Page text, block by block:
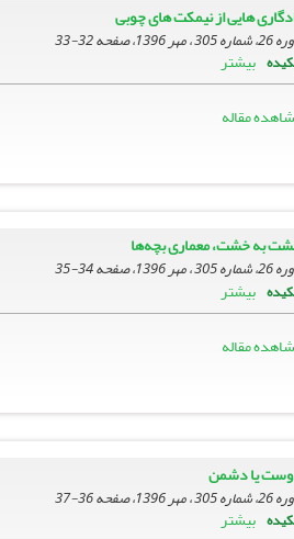
هایی از نیمکت های چوبی
305 ، مهر 1396، صفحه
32-33
بیشتر
مقاله
به خشت، معماری بچه‌ها
305 ، مهر 1396، صفحه
34-35
بیشتر
مقاله
یا دشمن
305 ، مهر 1396، صفحه
36-37
بیشتر